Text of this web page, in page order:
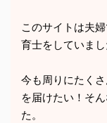
このサイトは夫
育士をしていまし
今も周りにたく
を届けたい！そ
た。